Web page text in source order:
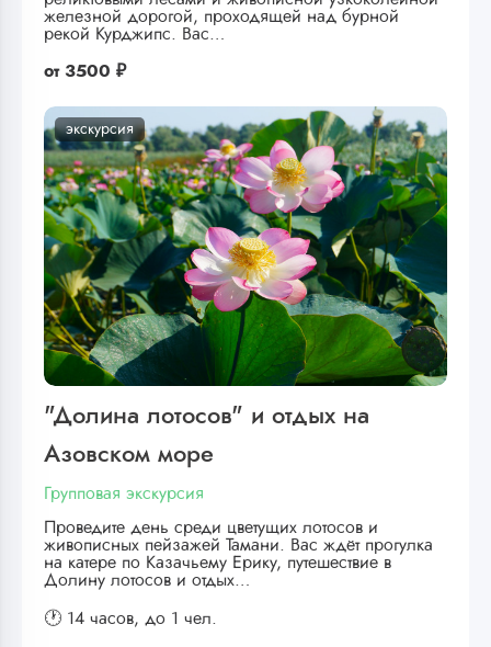
железной дорогой, проходящей над бурной
рекой Курджипс. Вас…
от 3500 ₽
экскурсия
"Долина лотосов" и отдых на
Азовском море
Групповая экскурсия
Проведите день среди цветущих лотосов и
живописных пейзажей Тамани. Вас ждёт прогулка
на катере по Казачьему Ерику, путешествие в
Долину лотосов и отдых…
🕐 14 часов, до 1 чел.